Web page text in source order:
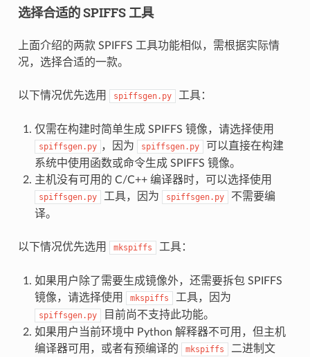
选择合适的 SPIFFS 工具
上面介绍的两款 SPIFFS 工具功能相似，需根据实际情
况，选择合适的一款。
以下情况优先选用 spiffsgen.py 工具：
仅需在构建时简单生成 SPIFFS 镜像，请选择使用
spiffsgen.py ，因为 spiffsgen.py
可以直接在构建
系统中使用函数或命令生成 SPIFFS 镜像。
主机没有可用的 C/C++ 编译器时，可以选择使用
spiffsgen.py 工具，因为 spiffsgen.py
不需要编
译。
以下情况优先选用 mkspiffs 工具：
如果用户除了需要生成镜像外，还需要拆包 SPIFFS
镜像，请选择使用
mkspiffs 工具，因为
spiffsgen.py
目前尚不支持此功能。
如果用户当前环境中 Python 解释器不可用，但主机
编译器可用，或者有预编译的
mkspiffs
二进制文